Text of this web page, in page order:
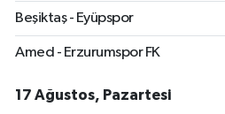
Beşiktaş - Eyüpspor
Amed - Erzurumspor FK
17 Ağustos, Pazartesi